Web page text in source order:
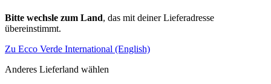
Bitte wechsle zum Land, das mit deiner Lieferadresse
übereinstimmt.
Zu Ecco Verde International (English)
Anderes Lieferland wählen